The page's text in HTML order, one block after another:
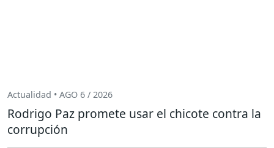
Actualidad • AGO 6 / 2026
Rodrigo Paz promete usar el chicote contra la
corrupción